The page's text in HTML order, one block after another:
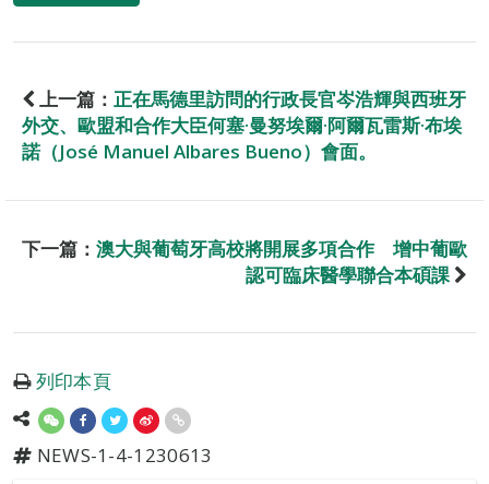
上一篇： 正在馬德里訪問的行政長官岑浩輝與西班牙
外交、歐盟和合作大臣何塞·曼努埃爾·阿爾瓦雷斯·布埃
諾（José Manuel Albares Bueno）會面。
下一篇： 澳大與葡萄牙高校將開展多項合作 增中葡歐
認可臨床醫學聯合本碩課
列印本頁
NEWS-1-4-1230613